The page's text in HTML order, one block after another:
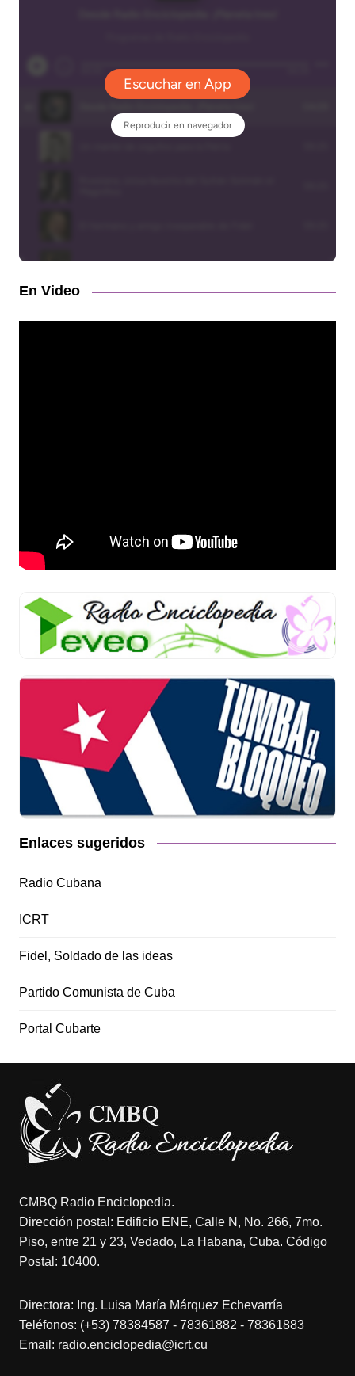
En Video
Enlaces sugeridos
Radio Cubana
ICRT
Fidel, Soldado de las ideas
Partido Comunista de Cuba
Portal Cubarte
CMBQ Radio Enciclopedia.
Dirección postal: Edificio ENE, Calle N, No. 266, 7mo.
Piso, entre 21 y 23, Vedado, La Habana, Cuba. Código
Postal: 10400.
Directora: Ing. Luisa María Márquez Echevarría
Teléfonos: (+53) 78384587 - 78361882 - 78361883
Email: radio.enciclopedia@icrt.cu